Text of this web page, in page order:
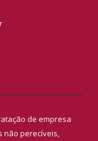
de empresa
não perecíveis,